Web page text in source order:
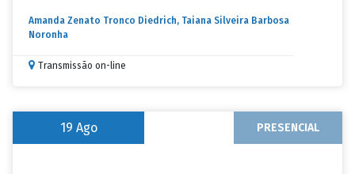
Amanda Zenato Tronco Diedrich, Taiana Silveira Barbosa
Noronha
Transmissão on-line
19 Ago PRESENCIAL